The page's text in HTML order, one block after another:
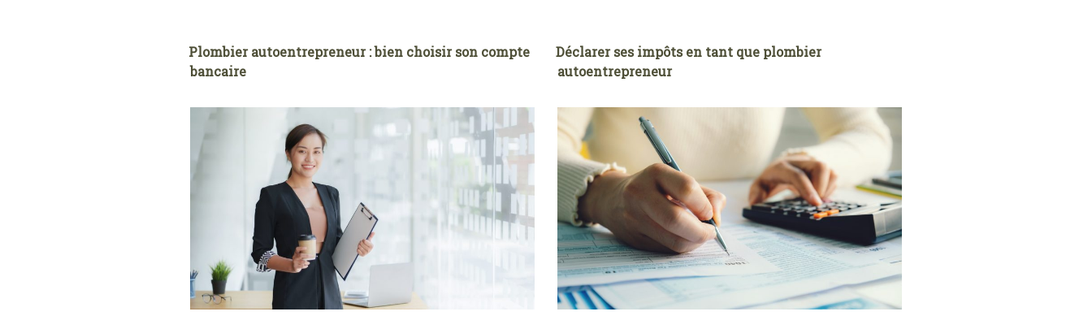
Plombier autoentrepreneur : bien choisir son compte
bancaire
Déclarer ses impôts en tant que plombier
autoentrepreneur